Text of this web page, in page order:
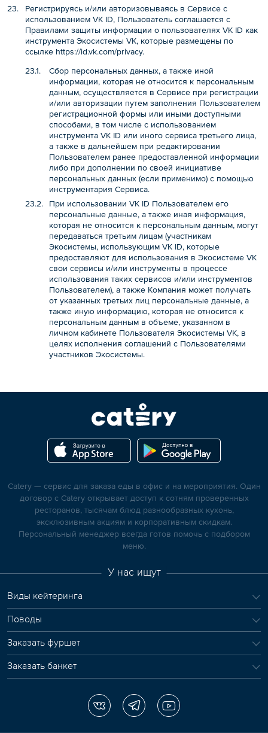
Регистрируясь и/или авторизовываясь в Сервисе с
использованием VK ID, Пользователь соглашается с
Правилами защиты информации о пользователях VK ID как
инструмента Экосистемы VK, которые размещены по
ссылке https://id.vk.com/privacy.
Сбор персональных данных, а также иной
информации, которая не относится к персональным
данным, осуществляется в Сервисе при регистрации
и/или авторизации путем заполнения Пользователем
регистрационной формы или иными доступными
способами, в том числе с использованием
инструмента VK ID или иного сервиса третьего лица,
а также в дальнейшем при редактировании
Пользователем ранее предоставленной информации
либо при дополнении по своей инициативе
персональных данных (если применимо) с помощью
инструментария Сервиса.
При использовании VK ID Пользователем его
персональные данные, а также иная информация,
которая не относится к персональным данным, могут
передаваться третьим лицам (участникам
Экосистемы, использующим VK ID, которые
предоставляют для использования в Экосистеме VK
свои сервисы и/или инструменты в процессе
использования таких сервисов и/или инструментов
Пользователем), а также Компания может получать
от указанных третьих лиц персональные данные, а
также иную информацию, которая не относится к
персональным данным в объеме, указанном в
личном кабинете Пользователя Экосистемы VK, в
целях исполнения соглашений с Пользователями
участников Экосистемы.
Catery — сервис для заказа еды в офис и на мероприятия. Один
договор с Catery открывает доступ к сотням проверенных
ресторанов, тысячам блюд разнообразных кухонь,
эксклюзивным акциям и корпоративным скидкам.
Персональный менеджер всегда готов помочь с подбором
меню.
У нас ищут
Виды кейтеринга
Поводы
Заказать фуршет
Заказать банкет